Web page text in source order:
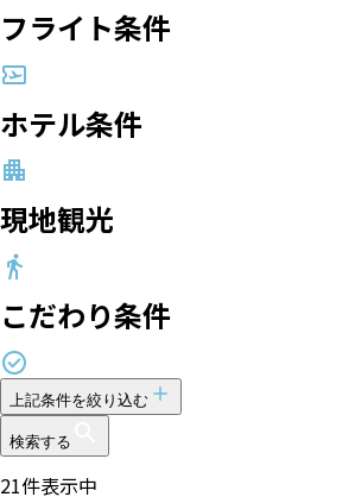
フライト条件
ホテル条件
現地観光
こだわり条件
上記条件を絞り込む
検索する
21件表示中